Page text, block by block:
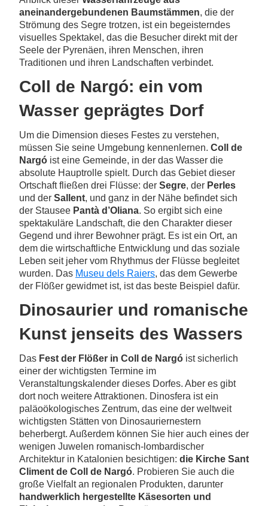
aneinandergebundenen Baumstämmen, die der
Strömung des Segre trotzen, ist ein begeisterndes
visuelles Spektakel, das die Besucher direkt mit der
Seele der Pyrenäen, ihren Menschen, ihren
Traditionen und ihren Landschaften verbindet.
Coll de Nargó: ein vom
Wasser geprägtes Dorf
Um die Dimension dieses Festes zu verstehen,
müssen Sie seine Umgebung kennenlernen. Coll de
Nargó ist eine Gemeinde, in der das Wasser die
absolute Hauptrolle spielt. Durch das Gebiet dieser
Ortschaft fließen drei Flüsse: der Segre, der Perles
und der Sallent, und ganz in der Nähe befindet sich
der Stausee Pantà d’Oliana. So ergibt sich eine
spektakuläre Landschaft, die den Charakter dieser
Gegend und ihrer Bewohner prägt. Es ist ein Ort, an
dem die wirtschaftliche Entwicklung und das soziale
Leben seit jeher vom Rhythmus der Flüsse begleitet
wurden. Das Museu dels Raiers, das dem Gewerbe
der Flößer gewidmet ist, ist das beste Beispiel dafür.
Dinosaurier und romanische
Kunst jenseits des Wassers
Das Fest der Flößer in Coll de Nargó ist sicherlich
einer der wichtigsten Termine im
Veranstaltungskalender dieses Dorfes. Aber es gibt
dort noch weitere Attraktionen. Dinosfera ist ein
paläoökologisches Zentrum, das eine der weltweit
wichtigsten Stätten von Dinosauriernestern
beherbergt. Außerdem können Sie hier auch eines der
wenigen Juwelen romanisch-lombardischer
Architektur in Katalonien besichtigen: die Kirche Sant
Climent de Coll de Nargó. Probieren Sie auch die
große Vielfalt an regionalen Produkten, darunter
handwerklich hergestellte Käsesorten und